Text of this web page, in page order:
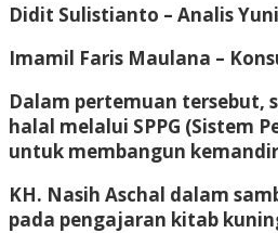
Didit Sulistianto – Analis
Imamil Faris Maulana –
Dalam pertemuan tersebut,
halal melalui SPPG (Sistem
untuk membangun
KH. Nasih Aschal dalam
pada pengajaran kitab